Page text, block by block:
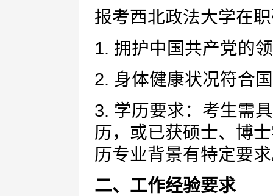
报考西北政法大学在
1. 拥护中国共产党的
2. 身体健康状况符合
3. 学历要求：考生需
历，或已获硕士、博
历专业背景有特定要
二、工作经验要求